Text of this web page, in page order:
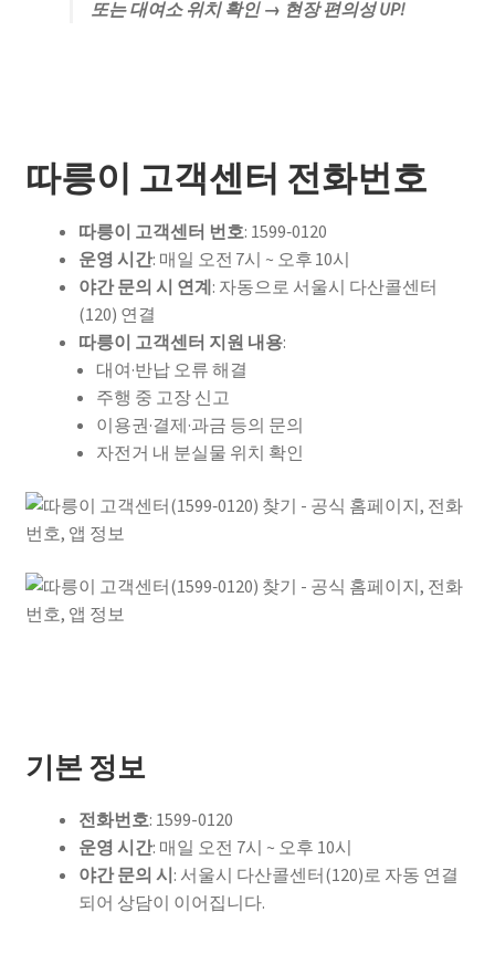
또는 대여소 위치 확인 → 현장 편의성 UP!
따릉이 고객센터 전화번호
따릉이 고객센터 번호: 1599‑0120
운영 시간: 매일 오전 7시 ~ 오후 10시
야간 문의 시 연계: 자동으로 서울시 다산콜센터
(120) 연결
따릉이 고객센터 지원 내용:
대여·반납 오류 해결
주행 중 고장 신고
이용권·결제·과금 등의 문의
자전거 내 분실물 위치 확인
기본 정보
전화번호: 1599-0120
운영 시간: 매일 오전 7시 ~ 오후 10시
야간 문의 시: 서울시 다산콜센터(120)로 자동 연결
되어 상담이 이어집니다.